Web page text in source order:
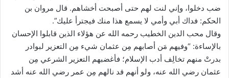
ضب دخلوا، وإني لنت لهم حتى أصبحت أخشاهم. قال مروان بن
الحكم: فداك أبي وأمي لا يسمع هذا منك فيجترأ عليك”.
وقال محب الدين الخطيب رحمه الله عن هؤلاء الذين قابلوا الإحسان
بالإساءة: “وفيهم مَن أصابهم مِن عثمان شيء مِن التعزير لبوادر
بدرتْ منهم تخالِف أدب الإسلام؛ فأغضبهم التعزير الشرعي مِن
عثمان رضي الله عنه، ولو أنهم قد نالهم مِن عمر رضي الله عنه أشد